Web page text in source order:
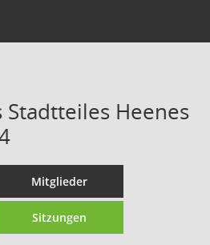
Heenes
Mitglieder
Sitzungen